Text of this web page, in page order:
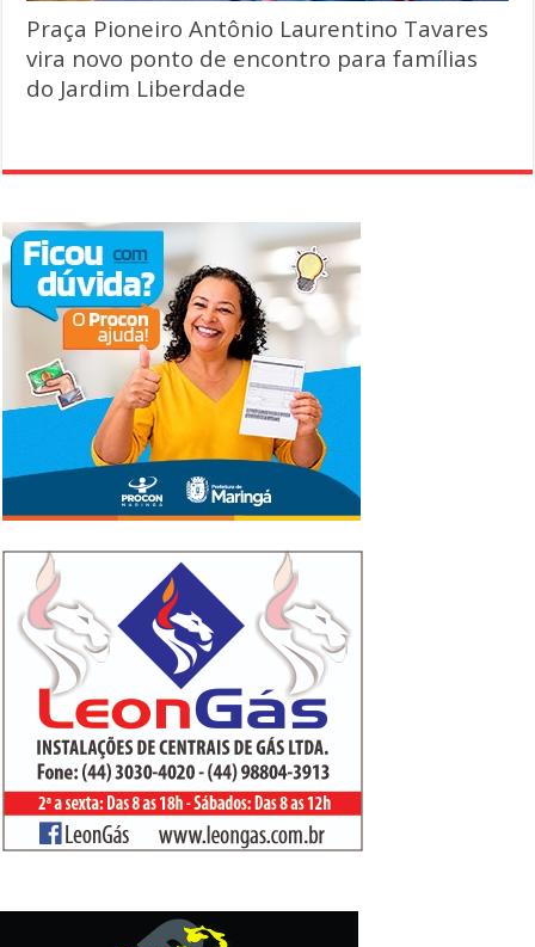
Praça Pioneiro Antônio Laurentino Tavares
vira novo ponto de encontro para famílias
do Jardim Liberdade